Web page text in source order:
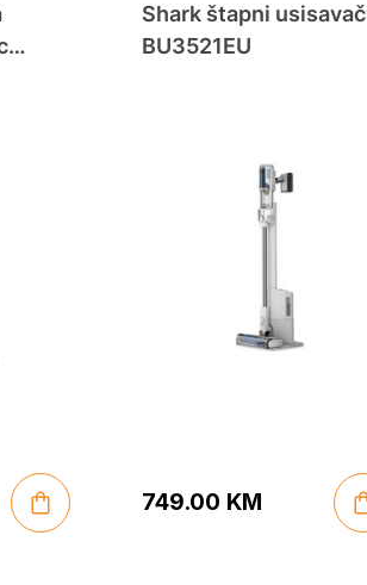
Shark štapni usisavač
BU3521EU
749.00 KM